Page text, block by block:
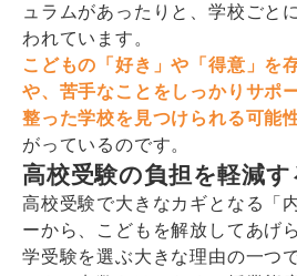
ュラムがあったりと、学校ごと
われています。
こどもの「好き」や「得意」を
や、苦手なことをしっかりサポ
整った学校を見つけられる可能
がっているのです。
高校受験の負担を軽減
高校受験で大きなカギとなる「
ーから、こどもを解放してあげ
学受験を選ぶ大きな理由の一つ